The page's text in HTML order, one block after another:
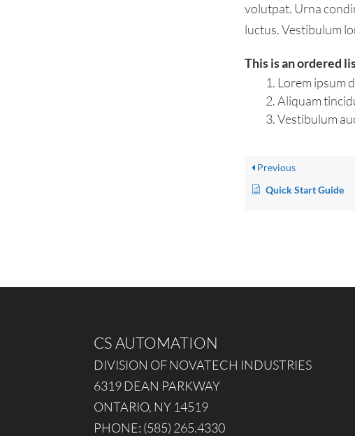
volutpat. Urna
luctus. Vestibulum
This is an ordered
Lorem ipsum
Aliquam
Vestibulum
Previous
Quick Start Guide
CS AUTOMATION
DIVISION OF NOVATECH INDUSTRIES
6319 DEAN PARKWAY
ONTARIO, NY 14519
PHONE: (585) 265.4330